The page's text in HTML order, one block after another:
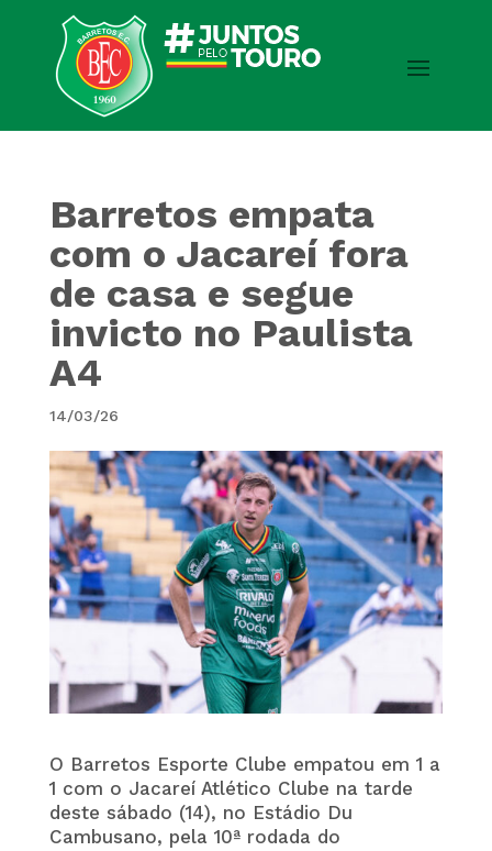
Barretos empata
com o Jacareí fora
de casa e segue
invicto no Paulista
A4
14/03/26
O Barretos Esporte Clube empatou em 1 a
1 com o Jacareí Atlético Clube na tarde
deste sábado (14), no Estádio Du
Cambusano, pela 10ª rodada do